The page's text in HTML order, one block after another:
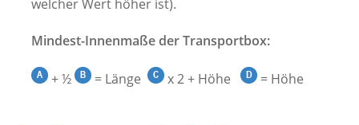
welcher Wert höher ist).
Mindest-Innenmaße der Transportbox:
+ ½ = Länge x 2 + Höhe = Höhe